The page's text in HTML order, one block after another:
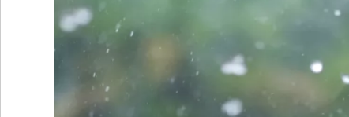
ESPECTÁCULOS
INTERNACIONALES
• SUPLEMENTOS